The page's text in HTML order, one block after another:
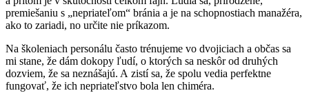
premiešaniu s „nepriateľom“ bránia a je na schopnostiach manažéra,
ako to zariadi, no určite nie príkazom.
Na školeniach personálu často trénujeme vo dvojiciach a občas sa
mi stane, že dám dokopy ľudí, o ktorých sa neskôr od druhých
dozviem, že sa neznášajú. A zistí sa, že spolu vedia perfektne
fungovať, že ich nepriateľstvo bola len chiméra.